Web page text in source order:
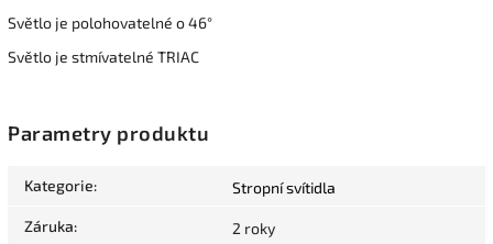
Světlo je polohovatelné o 46°
Světlo je stmívatelné TRIAC
Parametry produktu
Kategorie: Stropní svítidla
Záruka: 2 roky